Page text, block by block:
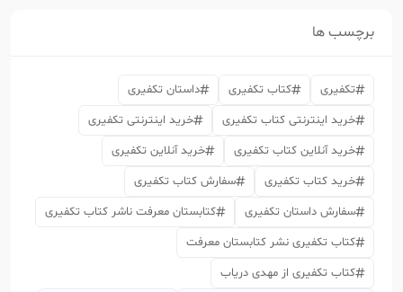
برچسب ها
تکفیری کتاب تکفیری
داستان تکفیری
خرید اینترنتی کتاب تکفیری
خرید اینترنتی تکفیری
خرید آنلاین کتاب تکفیری
خرید آنلاین تکفیری
خرید کتاب تکفیری
سفارش کتاب تکفیری
سفارش داستان تکفیری
کتابستان معرفت ناشر کتاب تکفیری
کتاب تکفیری نشر کتابستان معرفت
کتاب تکفیری از مهدی دریاب